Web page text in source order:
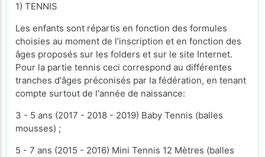
1) TENNIS
Les enfants sont répartis en fonction des formules
choisies au moment de l’inscription et en fonction des
âges proposés sur les folders et sur le site Internet.
Pour la partie tennis ceci correspond au différentes
tranches d'âges préconisés par la fédération, en tenant
compte surtout de l'année de naissance:
3 - 5 ans (2017 - 2018 - 2019) Baby Tennis (balles
mousses) ;
5 - 7 ans (2015 - 2016) Mini Tennis 12 Mètres (balles